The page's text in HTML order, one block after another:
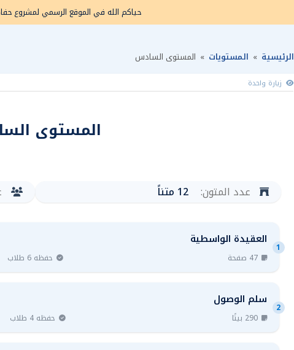
حياكم الله في الموقع الرسمي لمشروع
الرئيسية » المستويات » المستوى السادس
زيارة واحدة
المستوى
عدد المتون: 12 متناً
1 العقيدة الواسطية
47 صفحة حفظه 6 طلاب
2 سلم الوصول
290 بيتًا حفظه 4 طلاب